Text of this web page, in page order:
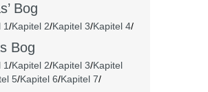
Bog
1/Kapitel 2/Kapitel 3/Kapitel 4/
Bog
1/Kapitel 2/Kapitel 3/Kapitel
5/Kapitel 6/Kapitel 7/